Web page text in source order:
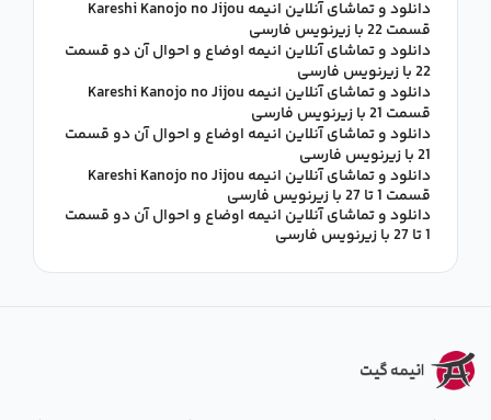
دانلود و تماشای آنلاین انیمه Kareshi Kanojo no Jijou
قسمت 22 با زیرنویس فارسی
دانلود و تماشای آنلاین انیمه اوضاع و احوال آن دو قسمت
22 با زیرنویس فارسی
دانلود و تماشای آنلاین انیمه Kareshi Kanojo no Jijou
قسمت 21 با زیرنویس فارسی
دانلود و تماشای آنلاین انیمه اوضاع و احوال آن دو قسمت
21 با زیرنویس فارسی
دانلود و تماشای آنلاین انیمه Kareshi Kanojo no Jijou
قسمت 1 تا 27 با زیرنویس فارسی
دانلود و تماشای آنلاین انیمه اوضاع و احوال آن دو قسمت
1 تا 27 با زیرنویس فارسی